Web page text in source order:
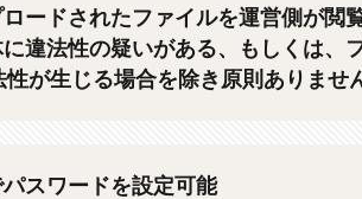
ードされたファイルを運営側が閲
違法性の疑いがある、もしくは、
性が生じる場合を除き原則ありませ
スワードを設定可能